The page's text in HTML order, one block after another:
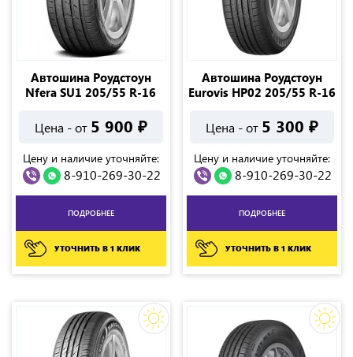
Автошина Роудстоун
Nfera SU1 205/55 R-16
Цена - от 5 900 ₽
Цену и наличие уточняйте:
8-910-269-30-22
ПОДРОБНЕЕ
УТОЧНИТЬ В 1 КЛИК
Автошина Роудстоун
Eurovis HP02 205/55 R-16
Цена - от 5 300 ₽
Цену и наличие уточняйте:
8-910-269-30-22
ПОДРОБНЕЕ
УТОЧНИТЬ В 1 КЛИК